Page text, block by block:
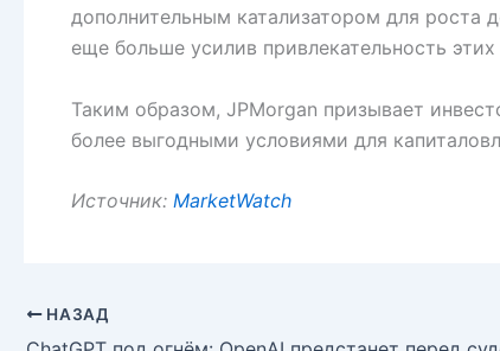
дополнительным катализатором для роста
еще больше усилив привлекательность
Таким образом, JPMorgan призывает
более выгодными условиями для
Источник: MarketWatch
НАЗАД